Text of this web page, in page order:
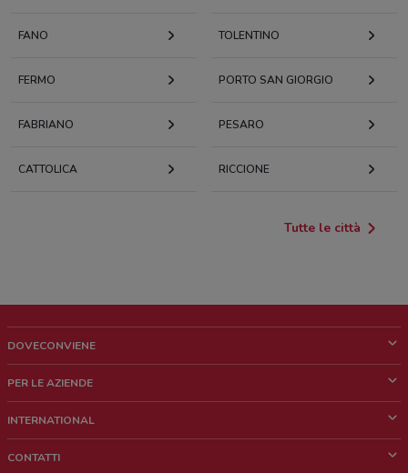
FANO TOLENTINO
FERMO PORTO SAN GIORGIO
FABRIANO PESARO
CATTOLICA RICCIONE
Tutte le città
DOVECONVIENE
Chi siamo
Lavora con noi
PER LE AZIENDE
Richieste commerciali e marketing
INTERNATIONAL
CONTATTI